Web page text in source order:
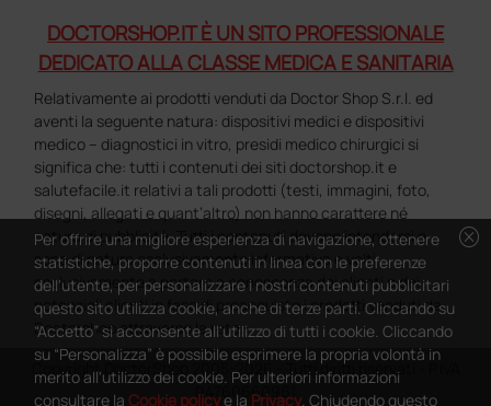
DOCTORSHOP.IT È UN SITO PROFESSIONALE
DEDICATO ALLA CLASSE MEDICA E SANITARIA
Relativamente ai prodotti venduti da Doctor Shop S.r.l. ed
aventi la seguente natura: dispositivi medici e dispositivi
medico – diagnostici in vitro, presidi medico chirurgici si
significa che: tutti i contenuti dei siti doctorshop.it e
salutefacile.it relativi a tali prodotti (testi, immagini, foto,
disegni, allegati e quant’altro) non hanno carattere né
natura di pubblicità. Tutti i contenuti devono intendersi e
sono di natura esclusivamente informativa e volti
esclusivamente a portare a conoscenza dei clienti e dei
potenziali clienti in fase di preacquisto i prodotti venduti da
Doctorshop attraverso la rete.
Copyright DoctorShop 2005-2026 - Tutti diritti riservati - P.IVA
04760660961
cancel
Per offrire una migliore esperienza di navigazione, ottenere
statistiche, proporre contenuti in linea con le preferenze
dell'utente, per personalizzare i nostri contenuti pubblicitari
questo sito utilizza cookie, anche di terze parti. Cliccando su
“Accetto” si acconsente all'utilizzo di tutti i cookie. Cliccando
su “Personalizza” è possibile esprimere la propria volontà in
merito all'utilizzo dei cookie. Per ulteriori informazioni
consultare la Cookie policye la Privacy. Chiudendo questo